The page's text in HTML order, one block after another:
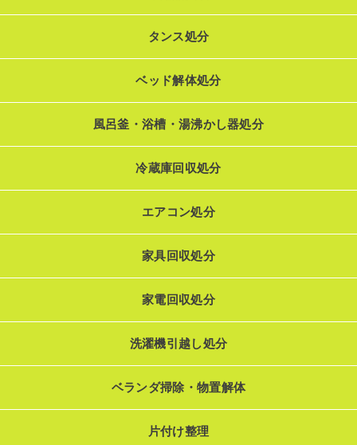
タンス処分
ベッド解体処分
風呂釜・浴槽・湯沸かし器処分
冷蔵庫回収処分
エアコン処分
家具回収処分
家電回収処分
洗濯機引越し処分
ベランダ掃除・物置解体
片付け整理